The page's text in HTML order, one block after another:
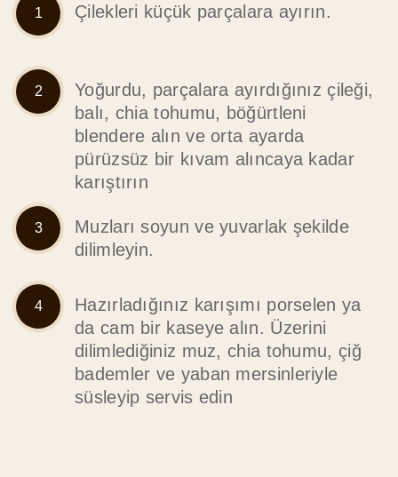
Çilekleri küçük parçalara ayırın.
Yoğurdu, parçalara ayırdığınız çileği,
balı, chia tohumu, böğürtleni
blendere alın ve orta ayarda
pürüzsüz bir kıvam alıncaya kadar
karıştırın
Muzları soyun ve yuvarlak şekilde
dilimleyin.
Hazırladığınız karışımı porselen ya
da cam bir kaseye alın. Üzerini
dilimlediğiniz muz, chia tohumu, çiğ
bademler ve yaban mersinleriyle
süsleyip servis edin